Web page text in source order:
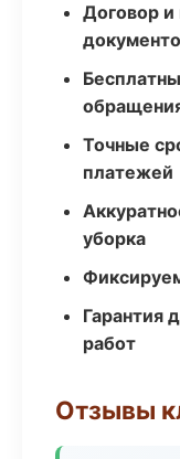
Договор
Точные
платежей
уборка
Гарантия
работ
Отзывы